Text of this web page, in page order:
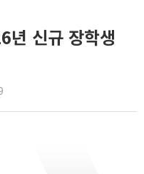
년 신규 장학생